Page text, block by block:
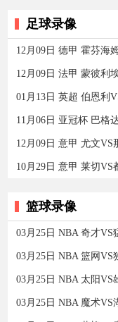
足球录像
12月09日 德甲 霍芬海
12月09日 法甲 蒙彼利
01月13日 英超 伯恩利
11月06日 亚冠杯 巴格
12月09日 意甲 尤文
10月29日 意甲 莱切
篮球录像
03月25日 NBA 奇才
03月25日 NBA 篮网
03月25日 NBA 太阳
03月25日 NBA 魔术